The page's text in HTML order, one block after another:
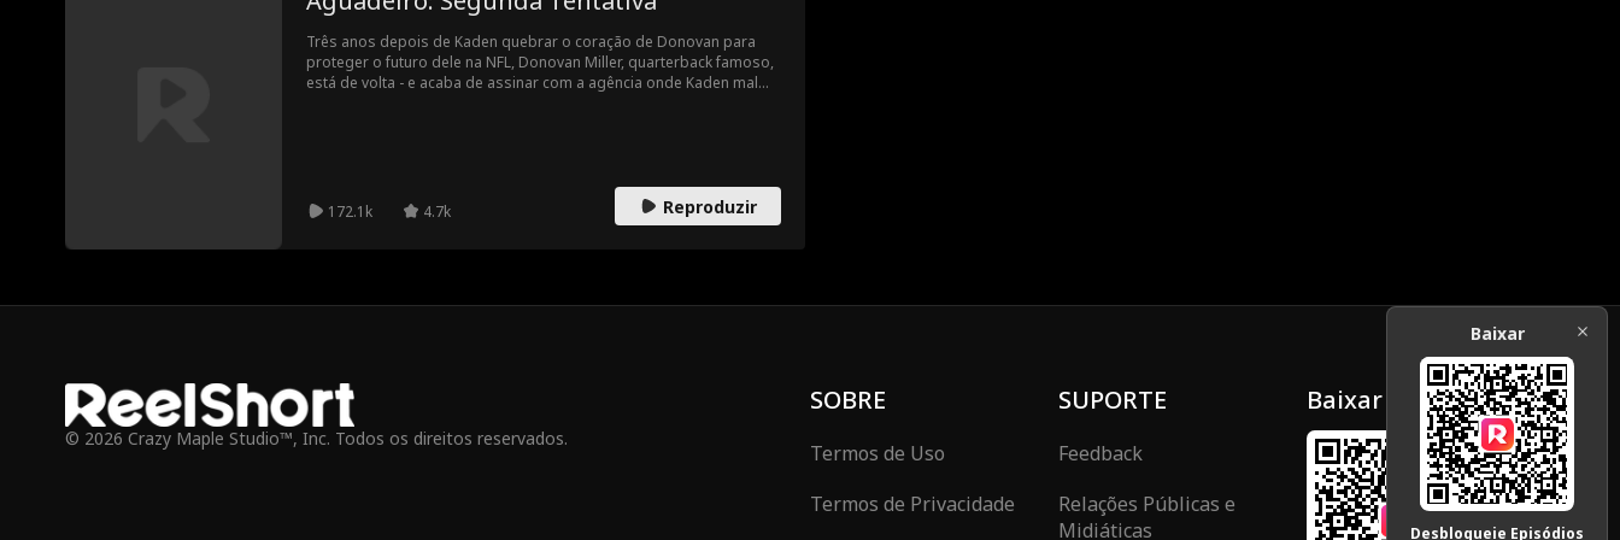
Três anos depois de Kaden quebrar o coração de Donovan para
proteger o futuro dele na NFL, Donovan Miller, quarterback famoso,
está de volta - e acaba de assinar com a agência onde Kaden mal
172.1k
4.7k Reproduzir
© 2026 Crazy Maple Studio™, Inc. Todos os direitos reservados.
SOBRE
Termos de Uso
Termos de Privacidade
SUPORTE
Feedback
Relações Públicas e
Midiáticas
Baixar
Baixar
Desbloqueie Episódios